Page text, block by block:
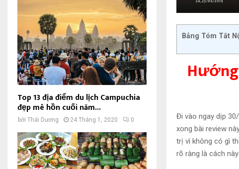
Bảng Tóm Tắt
Đi vào ngay dịp
xong bài review
trị vì không có gì
rõ ràng là cách
Top 13 địa điểm du lịch Campuchia
đẹp mê hồn cuối năm...
bởi Thái Dương 24 Tháng 1, 2020 0